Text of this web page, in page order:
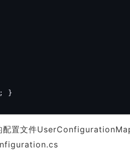
; }
配置文件